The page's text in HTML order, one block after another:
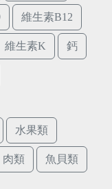
維生素B12
維生素K 鈣
水果類
肉類 魚貝類